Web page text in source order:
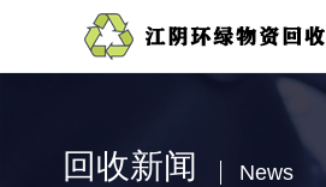
回收新闻 News